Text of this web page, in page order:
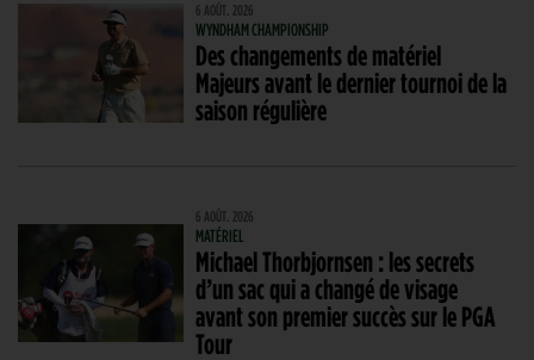
6 AOÛT. 2026
WYNDHAM CHAMPIONSHIP
Des changements de matériel
Majeurs avant le dernier tournoi de la
saison régulière
6 AOÛT. 2026
MATÉRIEL
Michael Thorbjornsen : les secrets
d’un sac qui a changé de visage
avant son premier succès sur le PGA
Tour